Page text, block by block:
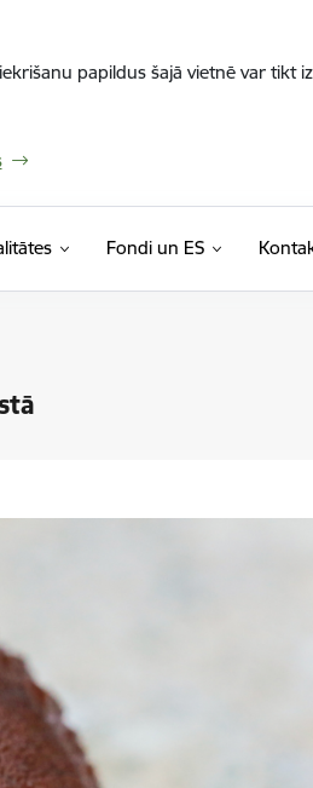
papildus šajā vietnē var tikt
Fondi un ES